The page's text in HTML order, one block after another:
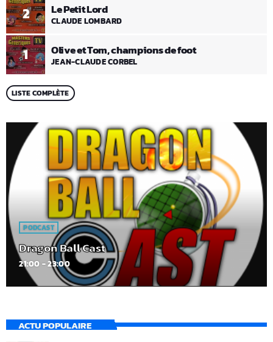
1 Olive et Tom, champions de foot
JEAN-CLAUDE CORBEL
2 Le Petit Lord
CLAUDE LOMBARD
LISTE COMPLÈTE
PODCAST
Dragon Ball Cast
21:00 - 23:00
ACTU POPULAIRE